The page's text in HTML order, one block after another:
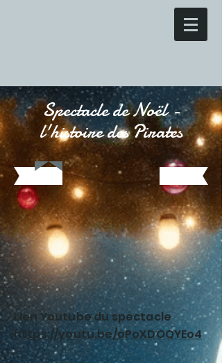
Spectacle de Noël -
l'histoire des Pirates
Lien Youtube du spectacle
https://youtu.be/oPoXDOQYEo4